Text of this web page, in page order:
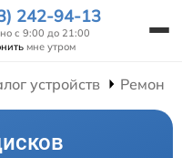
242-94-13
с 9:00 до 21:00
мне утром
устройств Ремонт